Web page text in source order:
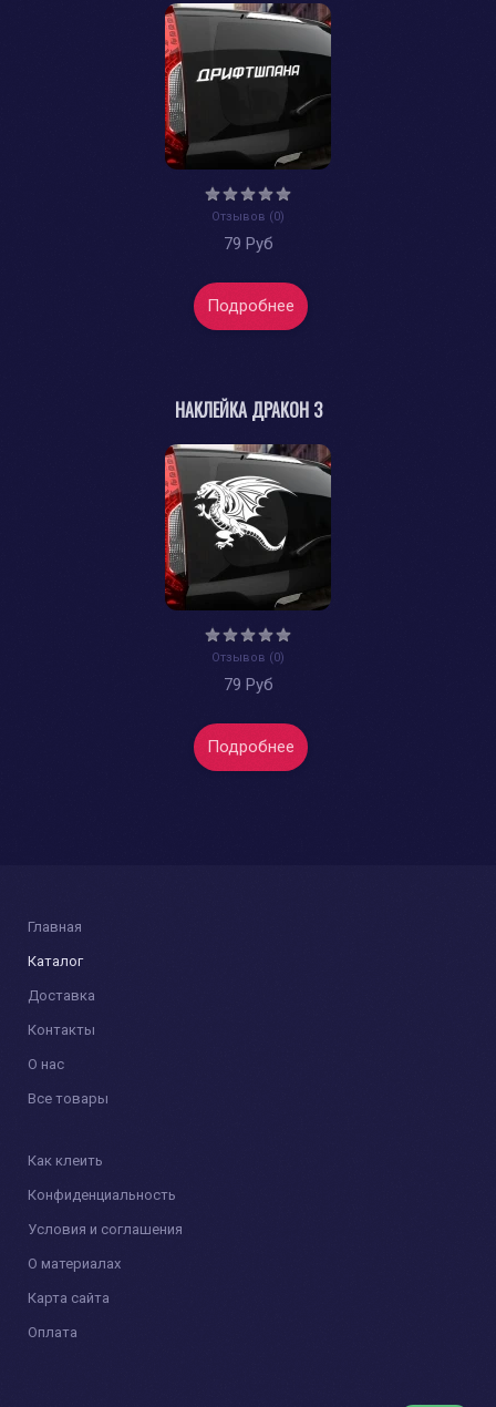
Отзывов (0)
79 Руб
Подробнее
НАКЛЕЙКА ДРАКОН 3
Отзывов (0)
79 Руб
Подробнее
Главная
Каталог
Доставка
Контакты
О нас
Все товары
Как клеить
Конфиденциальность
Условия и соглашения
О материалах
Карта сайта
Оплата